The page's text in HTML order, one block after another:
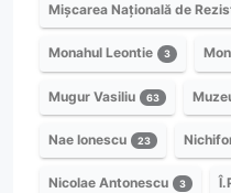
Mișcarea Națională de
Monahul Leontie 3
Mugur Vasiliu 63
Nae Ionescu 23
Nicolae Antonescu 3